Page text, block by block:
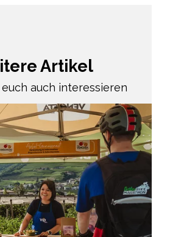
Artikel
auch interessieren